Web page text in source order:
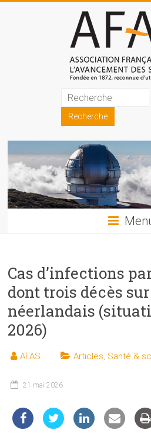
Association
française
pour
l'avancement
des
sciences
les
sciences
et
les
techniques
du
Cas d’infections
dont trois décès
néerlandais
2026)
AFAS Articles Santé &
21 mai 2026